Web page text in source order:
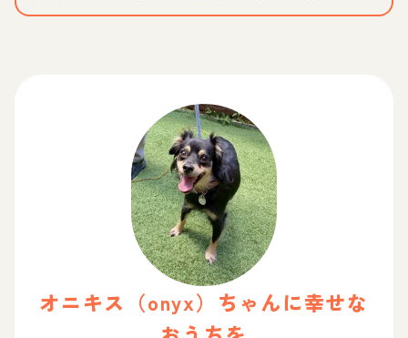
オニキス（onyx） ちゃんに幸せな